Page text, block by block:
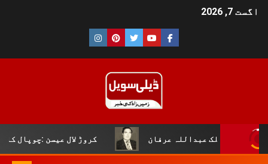
اگست 7, 2026
کروڑ لال عیسن :چوپال کلچرل اینڈ عبداللہ عرفان